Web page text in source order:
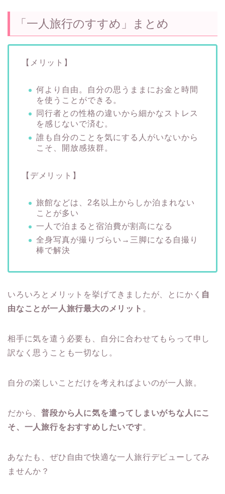
「一人旅行のすすめ」まとめ
【メリット】
何より自由。自分の思うままにお金と時間
を使うことができる。
同行者との性格の違いから細かなストレス
を感じないで済む。
誰も自分のことを気にする人がいないから
こそ、開放感抜群。
【デメリット】
旅館などは、2名以上からしか泊まれない
ことが多い
一人で泊まると宿泊費が割高になる
全身写真が撮りづらい→三脚になる自撮り
棒で解決
いろいろとメリットを挙げてきましたが、とにかく 自
由なことが一人旅行最大のメリット 。
相手に気を遣う必要も、自分に合わせてもらって申し
訳なく思うことも一切なし。
自分の楽しいことだけを考えればよいのが一人旅。
だから、普段から人に気を遣ってしまいがちな人にこ
そ、一人旅行をおすすめしたいです。
あなたも、ぜひ自由で快適な一人旅行デビューしてみ
ませんか？